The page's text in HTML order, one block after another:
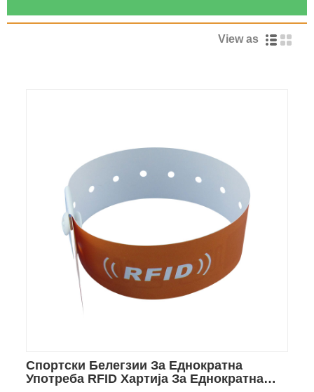
View as
Спортски Белегзии За Еднократна
Употреба RFID Хартија За Еднократна